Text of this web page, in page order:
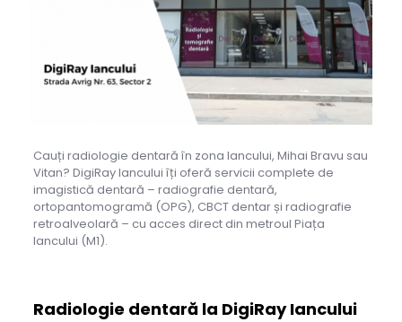
Cauți radiologie dentară în zona Iancului, Mihai Bravu sau
Vitan? DigiRay Iancului îți oferă servicii complete de
imagistică dentară – radiografie dentară,
ortopantomogramă (OPG), CBCT dentar și radiografie
retroalveolară – cu acces direct din metroul Piața
Iancului (M1).
Radiologie dentară la DigiRay Iancului